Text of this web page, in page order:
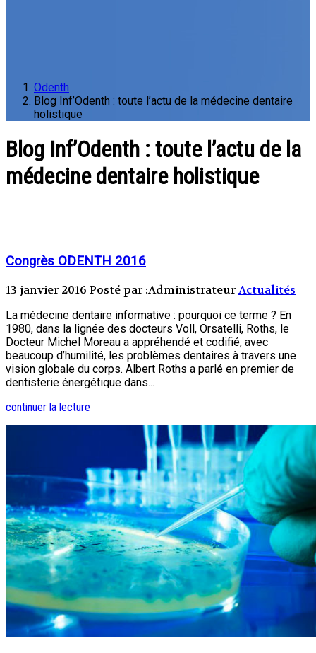
Odenth
Blog Inf’Odenth : toute l’actu de la médecine dentaire
holistique
Blog Inf’Odenth : toute l’actu de la
médecine dentaire holistique
Congrès ODENTH 2016
13 janvier 2016 Posté par :AdministrateurActualités
La médecine dentaire informative : pourquoi ce terme ? En
1980, dans la lignée des docteurs Voll, Orsatelli, Roths, le
Docteur Michel Moreau a appréhendé et codifié, avec
beaucoup d’humilité, les problèmes dentaires à travers une
vision globale du corps. Albert Roths a parlé en premier de
dentisterie énergétique dans...
continuer la lecture